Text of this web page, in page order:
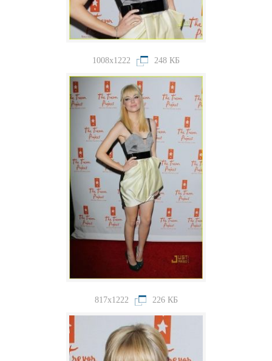
1008x1222 248 КБ
817x1222 226 КБ